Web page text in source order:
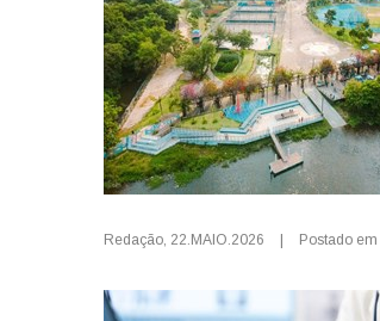
Redação, 22.MAIO.2026 Postado em